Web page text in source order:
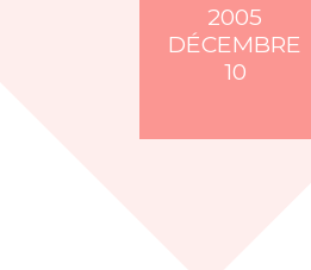
2005
DÉCEMBRE
10